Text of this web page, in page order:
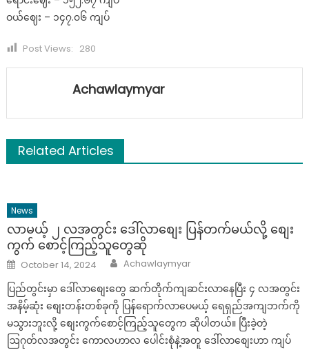
ဝယ်ဈေး – ၁၄၇.၀၆ ကျပ်
Post Views: 280
Achawlaymyar
Related Articles
News
လာမယ့် ၂ လအတွင်း ဒေါ်လာစျေး ပြန်တက်မယ်လို့ စျေး
ကွက် စောင့်ကြည့်သူတွေဆို
Posted
on
October 14, 2024 Author
Achawlaymyar
ပြည်တွင်းမှာ ဒေါ်လာစျေးတွေ ဆက်တိုက်ကျဆင်းလာနေပြီး ၄ လအတွင်း
အနိမ့်ဆုံး စျေးတန်းတစ်ခုကို ပြန်ရောက်လာပေမယ့် ရေရှည်အကျဘက်ကို
မသွားဘူးလို့ စျေးကွက်စောင့်ကြည့်သူတွေက ဆိုပါတယ်။ ပြီးခဲ့တဲ့
ဩဂုတ်လအတွင်း ကောလဟာလ ပေါင်းစုံနဲ့အတူ ဒေါ်လာစျေးဟာ ကျပ်